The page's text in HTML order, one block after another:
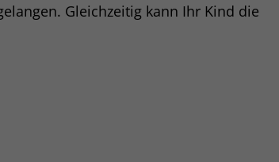
Gleichzeitig kann Ihr Kind die